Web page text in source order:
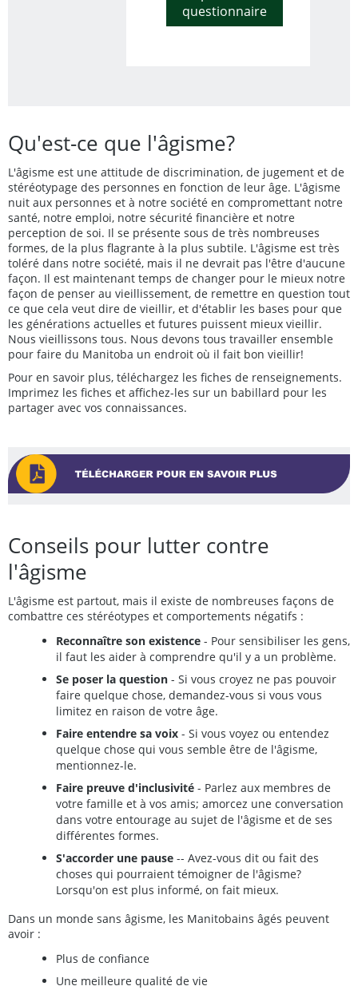
questionnaire
Qu'est-ce que l'âgisme?
L'âgisme est une attitude de discrimination, de jugement et de
stéréotypage des personnes en fonction de leur âge. L'âgisme
nuit aux personnes et à notre société en compromettant notre
santé, notre emploi, notre sécurité financière et notre
perception de soi. Il se présente sous de très nombreuses
formes, de la plus flagrante à la plus subtile. L'âgisme est très
toléré dans notre société, mais il ne devrait pas l'être d'aucune
façon. Il est maintenant temps de changer pour le mieux notre
façon de penser au vieillissement, de remettre en question tout
ce que cela veut dire de vieillir, et d'établir les bases pour que
les générations actuelles et futures puissent mieux vieillir.
Nous vieillissons tous. Nous devons tous travailler ensemble
pour faire du Manitoba un endroit où il fait bon vieillir!
Pour en savoir plus, téléchargez les fiches de renseignements.
Imprimez les fiches et affichez-les sur un babillard pour les
partager avec vos connaissances.
Conseils pour lutter contre
l'âgisme
L'âgisme est partout, mais il existe de nombreuses façons de
combattre ces stéréotypes et comportements négatifs :
Reconnaître son existence - Pour sensibiliser les gens,
il faut les aider à comprendre qu'il y a un problème.
Se poser la question - Si vous croyez ne pas pouvoir
faire quelque chose, demandez-vous si vous vous
limitez en raison de votre âge.
Faire entendre sa voix - Si vous voyez ou entendez
quelque chose qui vous semble être de l'âgisme,
mentionnez-le.
Faire preuve d'inclusivité - Parlez aux membres de
votre famille et à vos amis; amorcez une conversation
dans votre entourage au sujet de l'âgisme et de ses
différentes formes.
S'accorder une pause -- Avez-vous dit ou fait des
choses qui pourraient témoigner de l'âgisme?
Lorsqu'on est plus informé, on fait mieux.
Dans un monde sans âgisme, les Manitobains âgés peuvent
avoir :
Plus de confiance
Une meilleure qualité de vie